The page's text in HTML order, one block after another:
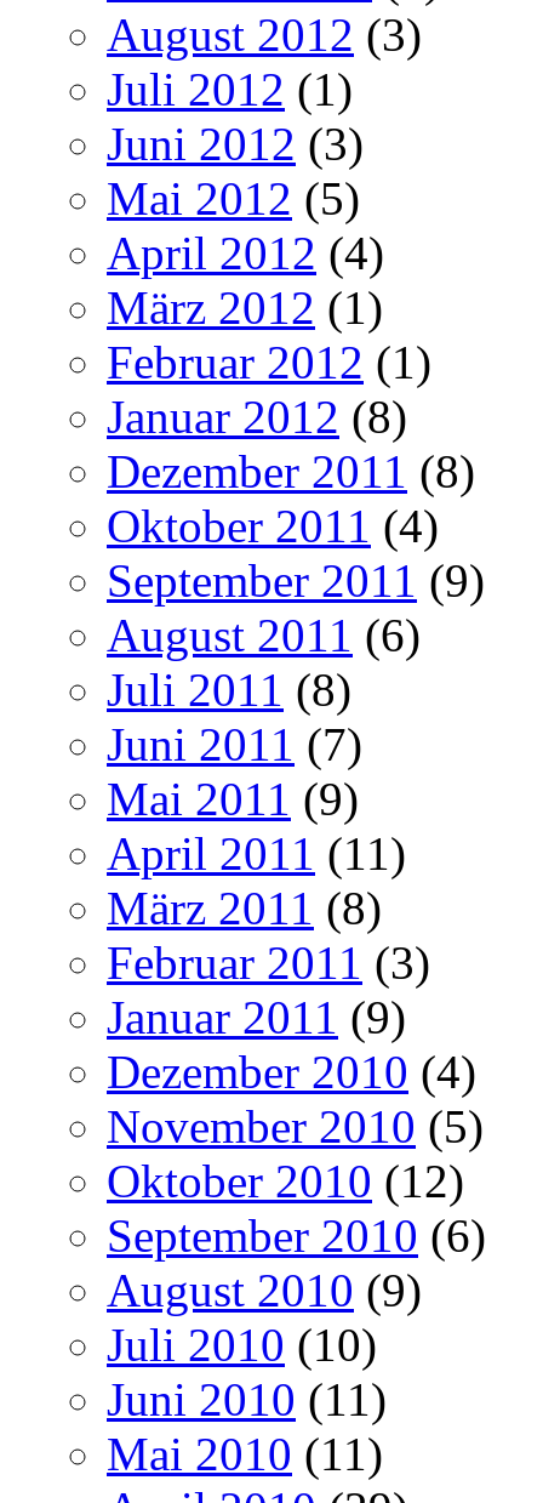
August 2012 (3)
Juli 2012 (1)
Juni 2012 (3)
Mai 2012 (5)
April 2012 (4)
März 2012 (1)
Februar 2012 (1)
Januar 2012 (8)
Dezember 2011 (8)
Oktober 2011 (4)
September 2011 (9)
August 2011 (6)
Juli 2011 (8)
Juni 2011 (7)
Mai 2011 (9)
April 2011 (11)
März 2011 (8)
Februar 2011 (3)
Januar 2011 (9)
Dezember 2010 (4)
November 2010 (5)
Oktober 2010 (12)
September 2010 (6)
August 2010 (9)
Juli 2010 (10)
Juni 2010 (11)
Mai 2010 (11)